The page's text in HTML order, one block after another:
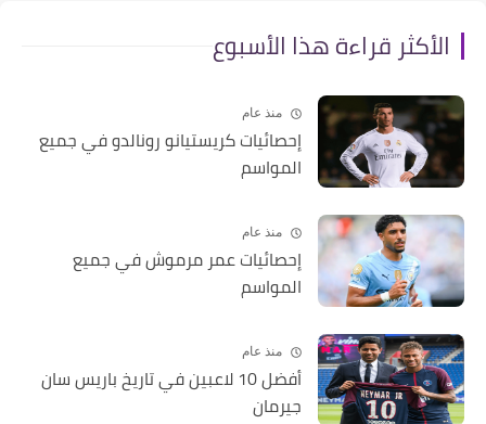
الأكثر قراءة هذا الأسبوع
منذ عام
إحصائيات كريستيانو رونالدو في جميع
المواسم
منذ عام
إحصائيات عمر مرموش في جميع
المواسم
منذ عام
أفضل 10 لاعبين في تاريخ باريس سان
جيرمان